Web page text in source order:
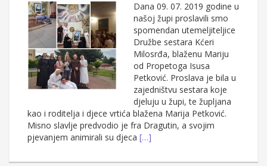
Dana 09. 07. 2019 godine u
našoj župi proslavili smo
spomendan utemeljiteljice
Družbe sestara Kćeri
Milosrđa, blaženu Mariju
od Propetoga Isusa
Petković. Proslava je bila u
zajedništvu sestara koje
djeluju u župi, te župljana
kao i roditelja i djece vrtića blažena Marija Petković.
Misno slavlje predvodio je fra Dragutin, a svojim
pjevanjem animirali su djeca […]